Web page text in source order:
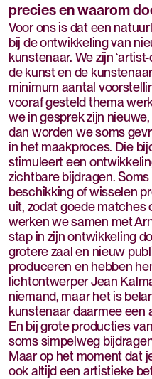
precies en waarom
Voor ons is dat een
bij de ontwikkeling van
kunstenaar. We zijn
de kunst en de
minimum aantal
vooraf gesteld thema
we in gesprek zijn
dan worden we soms
in het maakproces. Die
stimuleert een
zichtbare bijdragen.
beschikking of wisselen
uit, zodat goede matches
werken we samen met
stap in zijn ontwikkeling
grotere zaal en nieuw
produceren en hebben
lichtontwerper Jean
niemand, maar het is
kunstenaar daarmee een
En bij grote producties
soms simpelweg
Maar op het moment dat
ook altijd een artistieke